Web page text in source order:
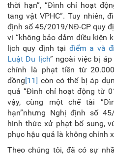
thời hạn”, “Đình chỉ hoạt
tang vật VPHC”. Tuy nhiên,
định số 45/2019/NĐ-CP quy
vi “không bảo đảm điều kiện
lịch quy định tại điểm a và
Luật Du lịch” ngoài việc bị
chính là phạt tiền từ
đồng[11] còn có thể bị áp
quả “Đình chỉ hoạt động từ
vậy, cùng một chế tài
hạn”nhưng Nghị định số
hình thức xử phạt bổ sung,
phục hậu quả là không chính
Theo chúng tôi, đã có sự